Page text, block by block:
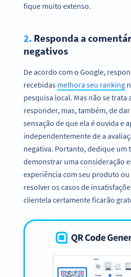
fique muito extenso.
2. Responda a
negativos
De acordo com o Google,
recebidas melhora seu ranking
pesquisa local. Mas não se trata
responder, mas, também, de
sensação de que ela é ouvida e
independentemente de a
negativa. Portanto, dedique um
demonstrar uma consideração
experiência com seu produto
resolver os casos de
clientela certamente ficarão